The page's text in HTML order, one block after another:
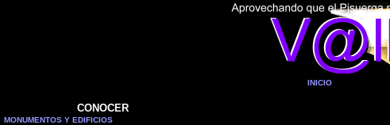
INICIO
CONOCER
MONUMENTOS Y EDIFICIOS